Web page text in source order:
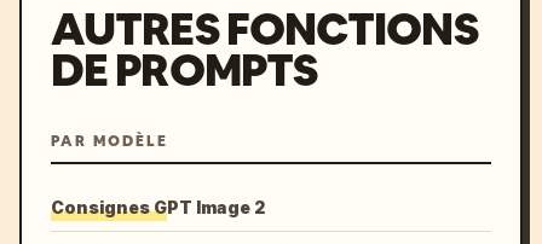
AUTRES FONCTIONS
DE PROMPTS
PAR MODÈLE
Consignes GPT Image 2